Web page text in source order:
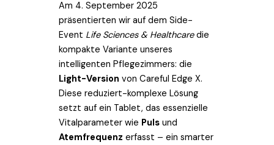
Am 4. September 2025
präsentierten wir auf dem Side-
Event Life Sciences & Healthcaredie
kompakte Variante unseres
intelligenten Pflegezimmers: die
Light-Version von Careful Edge X.
Diese reduziert-komplexe Lösung
setzt auf ein Tablet, das essenzielle
Vitalparameter wie Puls und
Atemfrequenz erfasst – ein smarter